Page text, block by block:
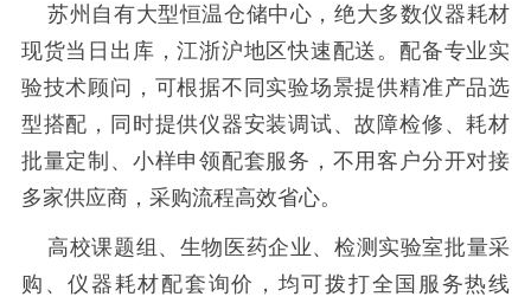
苏州自有大型恒温仓储中心，绝大多数仪器耗材
现货当日出库，江浙沪地区快速配送。配备专业实
验技术顾问，可根据不同实验场景提供精准产品选
型搭配，同时提供仪器安装调试、故障检修、耗材
批量定制、小样申领配套服务，不用客户分开对接
多家供应商，采购流程高效省心。
高校课题组、生物医药企业、检测实验室批量采
购、仪器耗材配套询价，均可拨打全国服务热线